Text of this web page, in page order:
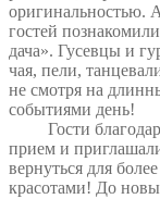
оригинальностью.
гостей
дача». Гусевцы и
чая, пели,
не смотря на
событиями день!
Гости
прием и
вернуться для
красотами! До